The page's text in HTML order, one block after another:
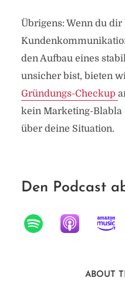
Übrigens: Wenn du
den Aufbau eines
unsicher bist, bieten
Gründungs-Checkup
kein Marketing-Blabla
über deine Situation.
Den Podcast
ABOUT